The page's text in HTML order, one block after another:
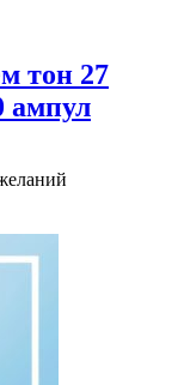
тон 27
ампул